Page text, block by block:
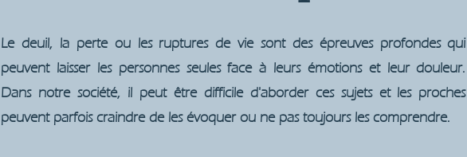
Le deuil, la perte ou les ruptures de vie sont des épreuves profondes qui
peuvent laisser les personnes seules face à leurs émotions et leur douleur.
Dans notre société, il peut être difficile d'aborder ces sujets et les proches
peuvent parfois craindre de les évoquer ou ne pas toujours les comprendre.